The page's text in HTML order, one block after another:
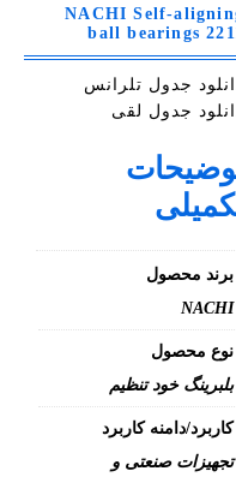
NACHI Self-
ball bearings
جدول تلرانس
جدول لقی
برند محصول
NACHI
نوع محصول
بلبرینگ خود تنظیم
کاربرد/دامنه کاربرد
تجهیزات صنعتی و